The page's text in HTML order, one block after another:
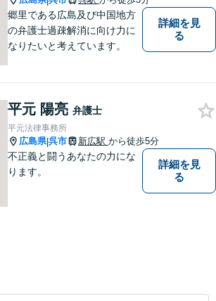
郷里である広島及び中国地方
の弁護士過疎解消に向け力に
なりたいと考えています。
詳細を見
る
平元 陽亮 弁護士
平元法律事務所
広島県|呉市 新広駅 から徒歩5分
不正義と闘うあなたの力にな
ります。
詳細を見
る